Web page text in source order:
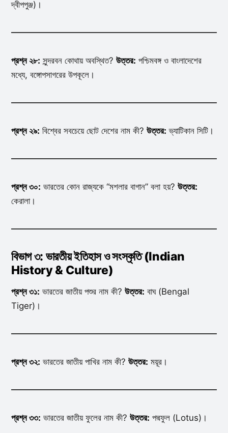
দ্বীপপুঞ্জ)।
প্রশ্ন ২৮: সুন্দরবন কোথায় অবস্থিত? উত্তর: পশ্চিমবঙ্গ ও বাংলাদেশের
মধ্যে, বঙ্গোপসাগরের উপকূলে।
প্রশ্ন ২৯: বিশ্বের সবচেয়ে ছোট দেশের নাম কী? উত্তর: ভ্যাটিকান সিটি।
প্রশ্ন ৩০: ভারতের কোন রাজ্যকে “মশলার বাগান” বলা হয়? উত্তর:
কেরালা।
বিভাগ ৩: ভারতীয় ইতিহাস ও সংস্কৃতি (Indian
History & Culture)
প্রশ্ন ৩১: ভারতের জাতীয় পশুর নাম কী? উত্তর: বাঘ (Bengal
Tiger)।
প্রশ্ন ৩২: ভারতের জাতীয় পাখির নাম কী? উত্তর: ময়ূর।
প্রশ্ন ৩৩: ভারতের জাতীয় ফুলের নাম কী? উত্তর: পদ্মফুল (Lotus)।